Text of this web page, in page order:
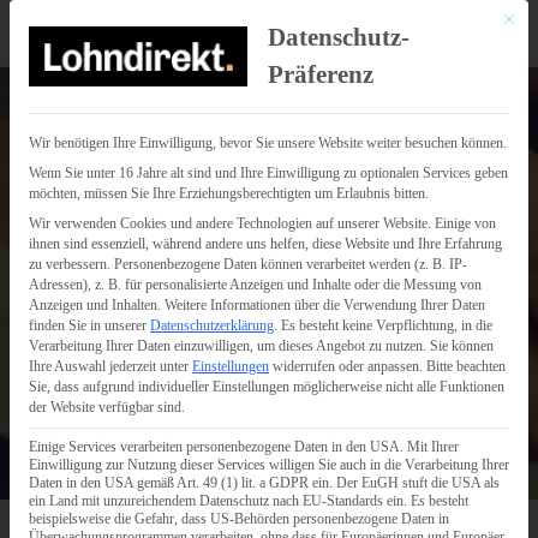
Mit
Datenschutz-
Präferenz
Wir benötigen Ihre Einwilligung, bevor Sie unsere Website weiter besuchen können.
Wenn Sie unter 16 Jahre alt sind und Ihre Einwilligung zu optionalen Services geben
möchten, müssen Sie Ihre Erziehungsberechtigten um Erlaubnis bitten.
Wir verwenden Cookies und andere Technologien auf unserer Website. Einige von
ihnen sind essenziell, während andere uns helfen, diese Website und Ihre Erfahrung
zu verbessern. Personenbezogene Daten können verarbeitet werden (z. B. IP-
Adressen), z. B. für personalisierte Anzeigen und Inhalte oder die Messung von
Anzeigen und Inhalten. Weitere Informationen über die Verwendung Ihrer Daten
finden Sie in unserer Datenschutzerklärung. Es besteht keine Verpflichtung, in die
Verarbeitung Ihrer Daten einzuwilligen, um dieses Angebot zu nutzen. Sie können
Ihre Auswahl jederzeit unter Einstellungen widerrufen oder anpassen. Bitte beachten
Sie, dass aufgrund individueller Einstellungen möglicherweise nicht alle Funktionen
der Website verfügbar sind.
Einige Services verarbeiten personenbezogene Daten in den USA. Mit Ihrer
Einwilligung zur Nutzung dieser Services willigen Sie auch in die Verarbeitung Ihrer
Daten in den USA gemäß Art. 49 (1) lit. a GDPR ein. Der EuGH stuft die USA als
ein Land mit unzureichendem Datenschutz nach EU-Standards ein. Es besteht
beispielsweise die Gefahr, dass US-Behörden personenbezogene Daten in